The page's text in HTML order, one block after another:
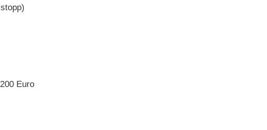
Euro